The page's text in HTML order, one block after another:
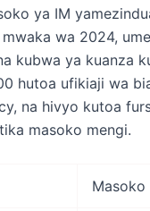
ya IM
wa 2024,
kubwa ya kuanza
hutoa ufikiaji wa
na hivyo kutoa
masoko mengi.
Masoko